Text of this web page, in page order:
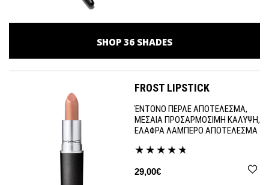
SHOP 36 SHADES
FROST LIPSTICK
ΈΝΤΟΝΟ ΠΕΡΛΕ ΑΠΟΤΕΛΕΣΜΑ,
ΜΕΣΑΙΑ ΠΡΟΣΑΡΜΟΣΙΜΗ ΚΑΛΥΨΗ,
ΕΛΑΦΡΑ ΛΑΜΠΕΡΟ ΑΠΟΤΕΛΕΣΜΑ
29,00€